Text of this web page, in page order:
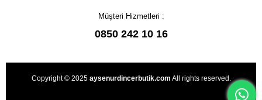
Müşteri Hizmetleri :
0850 242 10 16
Copyright © 2025 aysenurdincerbutik.com All rights reserved.